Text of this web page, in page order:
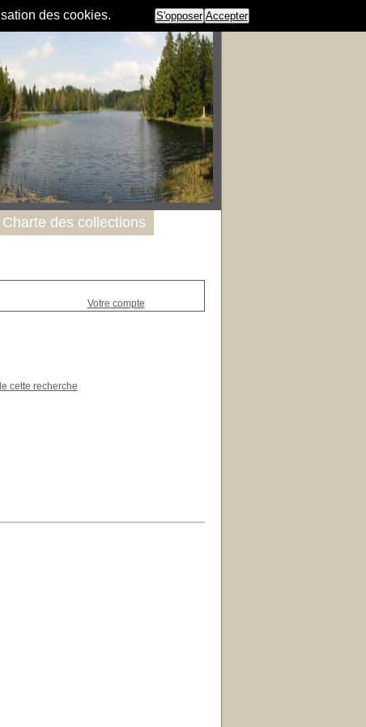
des cookies. S'opposer Accepter
Votre compte
cette recherche
Charte des collections